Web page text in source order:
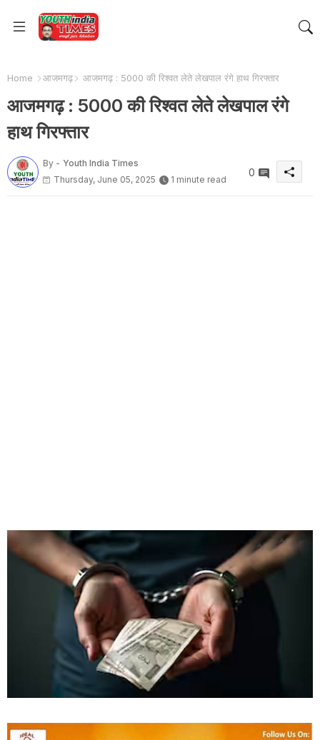
Home आजमगढ़ आजमगढ़ : 5000 की रिश्वत लेते लेखपाल रंगे हाथ गिरफ्तार
आजमगढ़ : 5000 की रिश्वत लेते लेखपाल रंगे
हाथ गिरफ्तार
By - Youth India Times
Thursday, June 05, 2025
1 minute read
0